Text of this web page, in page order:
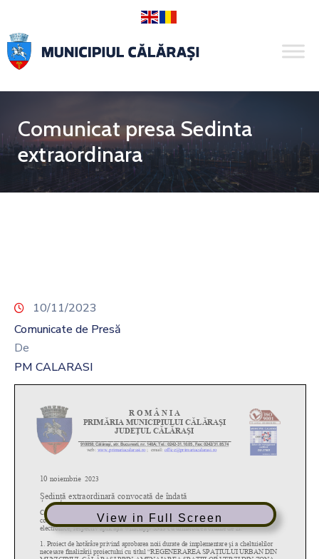
Comunicat presa Sedinta
extraordinara
10/11/2023
Comunicate de Presă
De
PM CALARASI
View in Full Screen